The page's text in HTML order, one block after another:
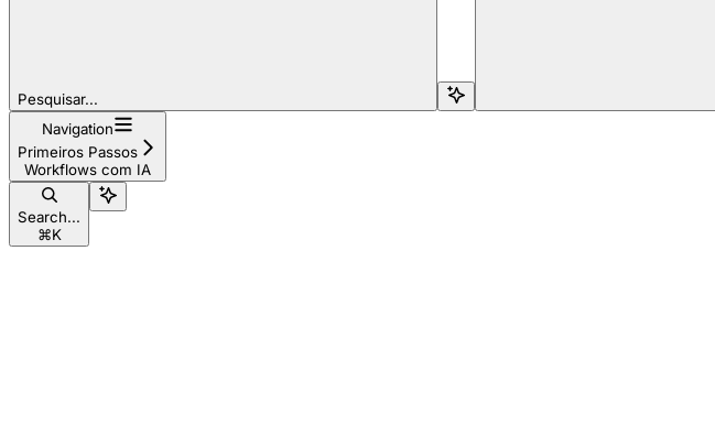
Pesquisar...
Navigation
Primeiros Passos
Workflows com IA
Search...
⌘K